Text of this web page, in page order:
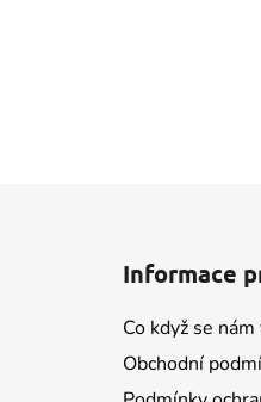
Informace
Co když se
Obchodní